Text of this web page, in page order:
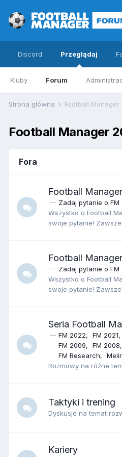
Discord Przeglądaj
Kluby Forum
Strona główna Football Manager
Football Manager
Fora
Football
Zadaj pytanie o FM
Wszystko o Football
swoje pytanie!
Football
Zadaj pytanie o FM
Wszystko o Football
swoje pytanie!
Seria Football
FM 2022 FM 2021
FM 2009
FM 2008
FM Research
Rozmowy na różne
Taktyki i trening
Dyskusje na temat
Kariery